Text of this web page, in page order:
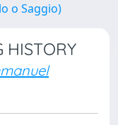
o Saggio)
HISTORY